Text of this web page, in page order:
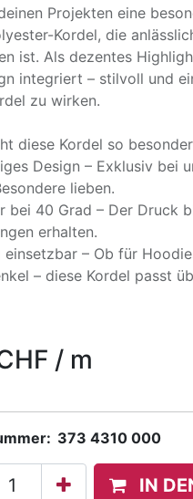
Projekten eine
Kordel, die
ist. Als dezentes
integriert – stilvoll und
zu wirken.
diese Kordel so
Design – Exklusiv bei
lieben.
bei 40 Grad – Der Druck
erhalten.
– Ob für
– diese Kordel passt
/ m
373 4310 000
IN